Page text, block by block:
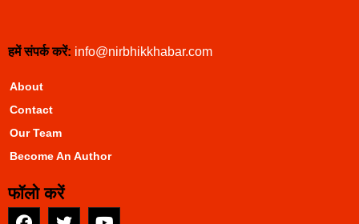
हमें संपर्क करें: info@nirbhikkhabar.com
About
Contact
Our Team
Become An Author
फॉलो करें